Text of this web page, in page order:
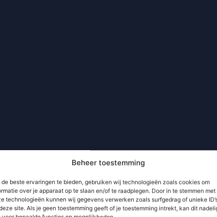
Beheer toestemming
de beste ervaringen te bieden, gebruiken wij technologieën zoals cookies om
over je apparaat op te slaan en/of te raadplegen. Door in te stemmen met
technologieën kunnen wij gegevens verwerken zoals surfgedrag of unieke
site. Als je geen toestemming geeft of je toestemming intrekt, kan dit